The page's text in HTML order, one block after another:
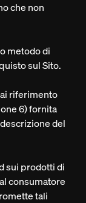
che non
metodo di
sul Sito.
riferimento
6) fornita
del
sui prodotti di
consumatore
tali